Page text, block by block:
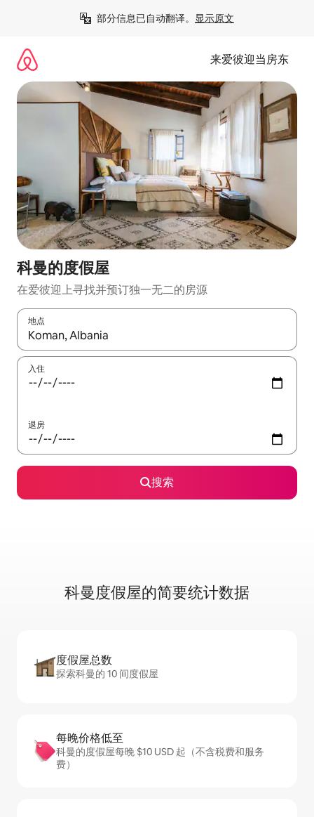
部分信息已自动翻译。 显示原文
来爱彼迎当房东
科曼的度假屋
在爱彼迎上寻找并预订独一无二的房源
地点
如有搜索结果，请使用上下方向键查看，或通过点击或滑动手势
入住
退房
搜索
科曼度假屋的简要统计数据
度假屋总数
探索科曼的 10 间度假屋
每晚价格低至
科曼的度假屋每晚 $10 USD 起（不含税费和服务
费）